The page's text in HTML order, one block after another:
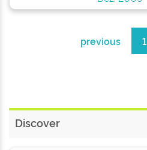
previous 1
Discover